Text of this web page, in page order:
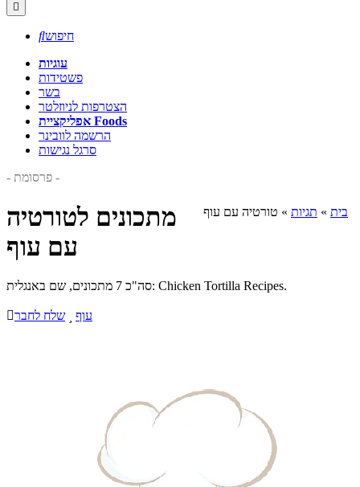

חיפוש
עוגיות
פשטידות
בשר
הצטרפות לניוזלטר
אפליקציית Foods
הרשמה לוובינר
סרגל נגישות
- פרסומת -
בית » תגיות » טורטיה עם עוף
מתכונים לטורטיה
עם עוף
סה"כ 7 מתכונים, שם באנגלית: Chicken Tortilla Recipes.
שלח לחבר עוף